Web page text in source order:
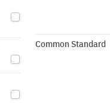
Common Standard